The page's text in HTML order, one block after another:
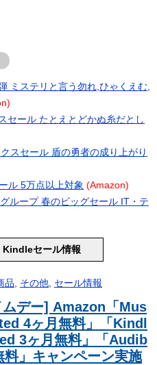
ミステリと言う勿れ,ひゃくえむ,
セール たとえとどかぬ糸だとし
スセール 盾の勇者の成り上がり
ル 5万点以上対象 (Amazon)
ループ 春のビッグセール IT・テ
Kindleセール情報
品, その他, セール情報
ムデー] Amazon「Mus
4ヶ月無料」「Kindl
3ヶ月無料」「Audib
料」キャンペーン実施